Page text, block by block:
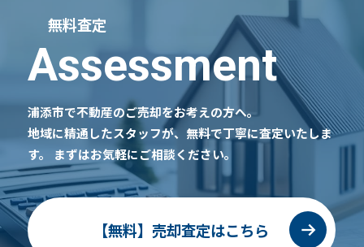
無料査定
Assessment
浦添市で不動産のご売却をお考えの方へ。
地域に精通したスタッフが、無料で丁寧に査定いたしま
す。
まずはお気軽にご相談ください。
【無料】売却査定はこちら